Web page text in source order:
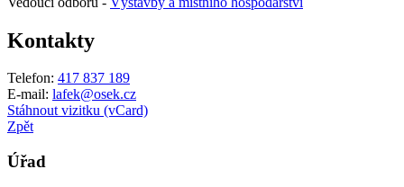
Kontakty
Telefon: 417 837 189
E-mail: lafek@osek.cz
Stáhnout vizitku (vCard)
Zpět
Úřad